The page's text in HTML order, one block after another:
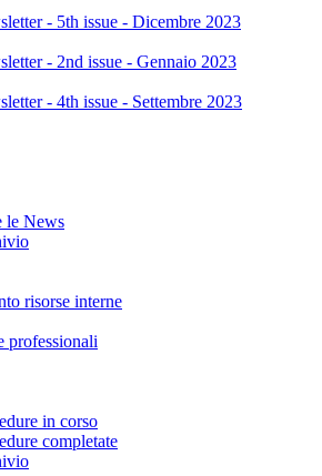
- 5th issue - Dicembre 2023
- 2nd issue - Gennaio 2023
- 4th issue - Settembre 2023
le News
risorse interne
professionali
in corso
completate